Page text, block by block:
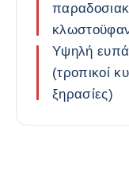
Υψηλή
(τροπικοί
ξηρασίες)